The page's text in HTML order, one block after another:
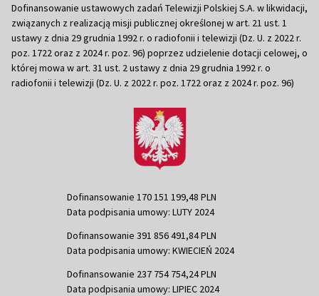
Dofinansowanie ustawowych zadań Telewizji Polskiej S.A. w likwidacji,
związanych z realizacją misji publicznej określonej w art. 21 ust. 1
ustawy z dnia 29 grudnia 1992 r. o radiofonii i telewizji (Dz. U. z 2022 r.
poz. 1722 oraz z 2024 r. poz. 96) poprzez udzielenie dotacji celowej, o
której mowa w art. 31 ust. 2 ustawy z dnia 29 grudnia 1992 r. o
radiofonii i telewizji (Dz. U. z 2022 r. poz. 1722 oraz z 2024 r. poz. 96)
Dofinansowanie 170 151 199,48 PLN
Data podpisania umowy: LUTY 2024
Dofinansowanie 391 856 491,84 PLN
Data podpisania umowy: KWIECIEŃ 2024
Dofinansowanie 237 754 754,24 PLN
Data podpisania umowy: LIPIEC 2024